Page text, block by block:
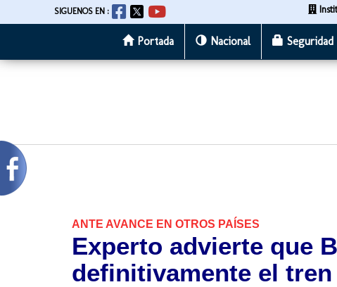
al
SIGUENOS EN :
Portada Nacional Seguridad
ANTE AVANCE EN OTROS PAÍSES
Experto advierte que
definitivamente el